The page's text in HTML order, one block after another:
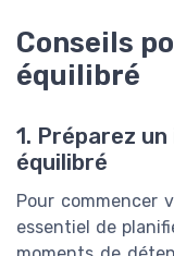
Conseils
équilibré
1. Préparez
équilibré
Pour commencer
essentiel de